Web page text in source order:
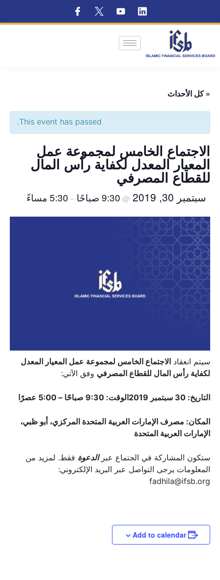
« كل الأحداث
This event has passed.
الاجتماع الخامس لمجموعة عمل
المعيار المعدل لكفاية رأس المال
للقطاع المصرفي
سبتمبر 30, 2019 @ 9:30 صباحًا – 5:30 مساءً
سيتم انعقاد الاجتماع الخامس لمجموعة عمل المعيار المعدل
لكفاية رأس المال للقطاع المصرفي وفق الآتي:
التاريخ: 30 سبتمبر 2019 الوقت: 9:30 صباحًا – 5:00 عصرًا
المكان: مصرف الإمارات العربية المتحدة المركزي، أبو ظبي،
الإمارات العربية المتحدة
ستكون المشاركة في الجتماع عبرالدعوة فقط. لمزيد من
المعلومات يرجى التواصل عبر البريد الإلكتروني:
fadhila@ifsb.org
Add to calendar